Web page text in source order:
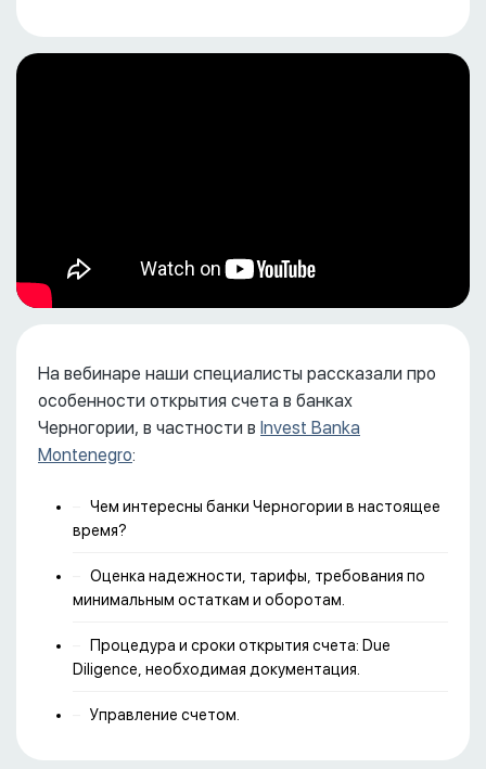
На вебинаре наши специалисты рассказали про
особенности открытия счета в банках
Черногории, в частности в Invest Banka
Montenegro:
Чем интересны банки Черногории в настоящее
время?
Оценка надежности, тарифы, требования по
минимальным остаткам и оборотам.
Процедура и сроки открытия счета: Due
Diligence, необходимая документация.
Управление счетом.